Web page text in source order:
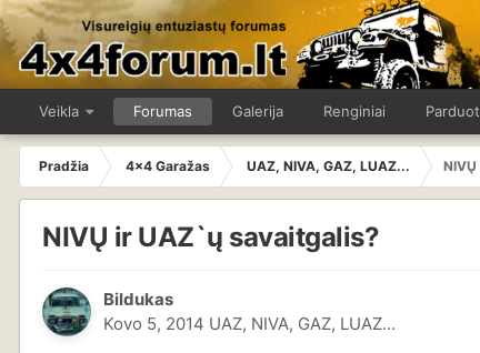
Veikla Forumas Galerija Renginiai
Pradžia 4x4 Garažas UAZ, NIVA, GAZ, LUAZ...
NIVŲ ir UAZ`ų savaitgalis?
Bildukas
Kovo 5, 2014 UAZ, NIVA, GAZ, LUAZ...